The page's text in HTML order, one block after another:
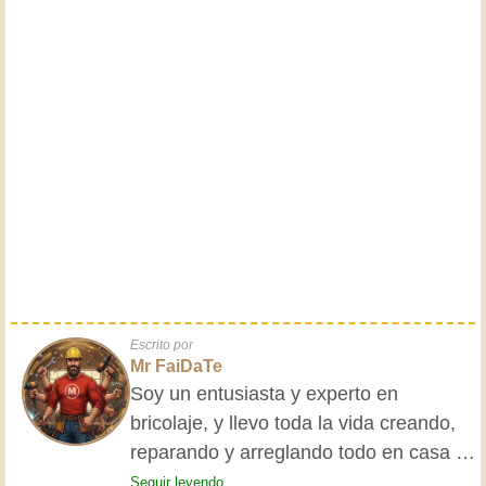
Escrito por
Mr FaiDaTe
Soy un entusiasta y experto en
bricolaje, y llevo toda la vida creando,
reparando y arreglando todo en casa y
Seguir leyendo